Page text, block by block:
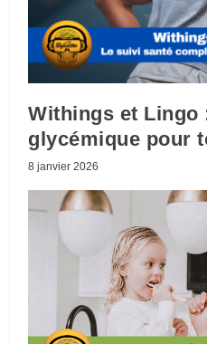
Withings et Lingo
glycémique pour
8 janvier 2026